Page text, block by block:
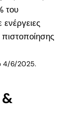
του
4/6/2025.